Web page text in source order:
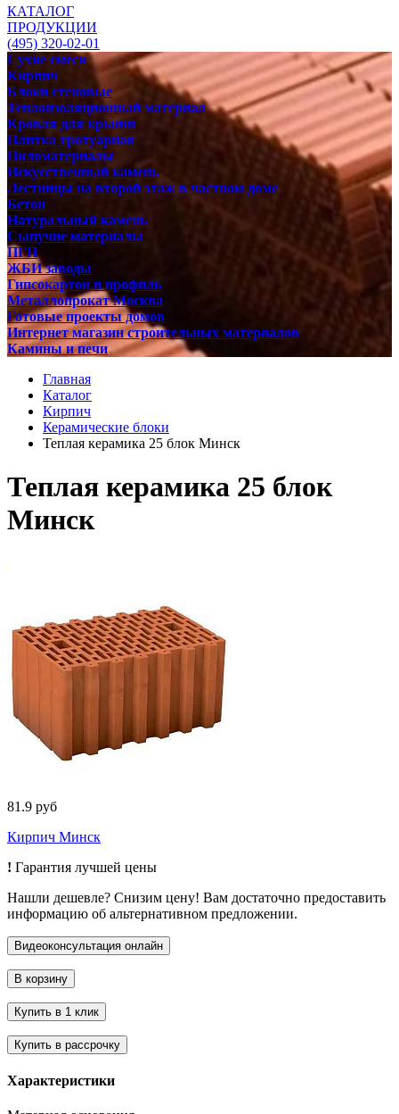
КАТАЛОГ
ПРОДУКЦИИ
(495) 320-02-01
Сухие смеси
Кирпич
Блоки стеновые
Теплоизоляционный материал
Кровля для крыши
Плитка тротуарная
Пиломатериалы
Искусственный камень
Лестницы на второй этаж в частном доме
Бетон
Натуральный камень
Сыпучие материалы
ПГП
ЖБИ заводы
Гипсокартон и профиль
Металлопрокат Москва
Готовые проекты домов
Интернет магазин строительных материалов
Камины и печи
Главная
Каталог
Кирпич
Керамические блоки
Теплая керамика 25 блок Минск
Теплая керамика 25 блок
Минск
81.9 руб
Кирпич Минск
! Гарантия лучшей цены
Нашли дешевле? Снизим цену! Вам достаточно предоставить
информацию об альтернативном предложении.
Характеристики